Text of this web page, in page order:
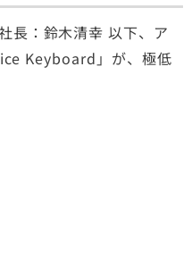
長：鈴木清幸 以下、ア
Keyboard」が、極低